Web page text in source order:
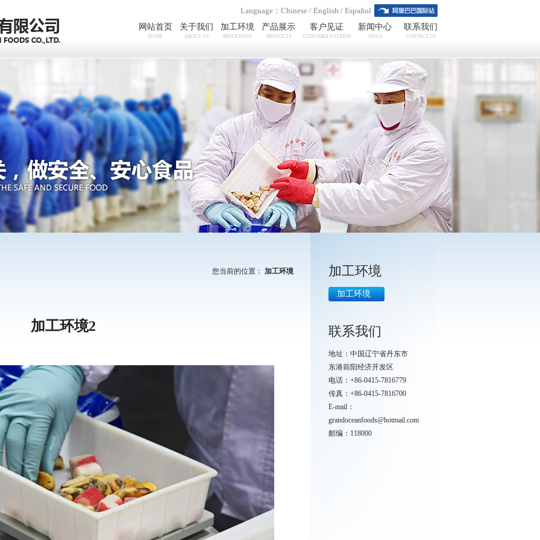
Language： Chinese / English / Español
网站首页
HOME
关于我们
ABOUT US
加工环境
PROCESSING
产品展示
PRODUCTS
客户见证
CUSTOMER WITNESS
新闻中心
NEWS
联系我们
CONTACT US
您当前的位置： 加工环境
加工环境2
加工环境
加工环境
联系我们
地址：中国辽宁省丹东市
东港前阳经济开发区
电话：+86-0415-7816779
传真：+86-0415-7816700
E-mail：
grandoceanfoods@hotmail.com
邮编：118000